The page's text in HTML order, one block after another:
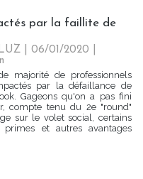
par la faillite de
| 06/01/2020
majorité de professionnels
par la défaillance de
Gageons qu'on a pas fini
compte tenu du 2e "round"
sur le volet social, certains
et autres avantages